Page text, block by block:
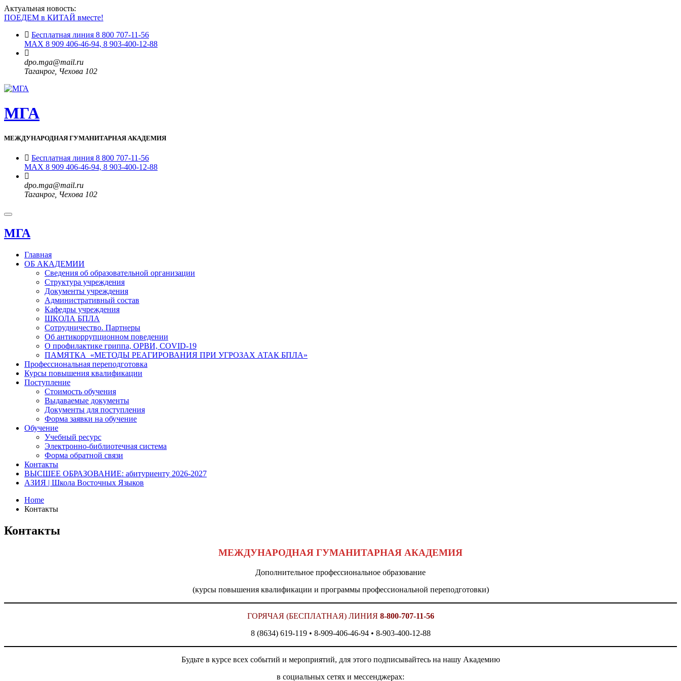
Актуальная новость:
ПОЕДЕМ в КИТАЙ вместе!
Бесплатная линия 8 800 707-11-56
MAX 8 909 406-46-94, 8 903-400-12-88
dpo.mga@mail.ru
Таганрог, Чехова 102
МГА
МЕЖДУНАРОДНАЯ ГУМАНИТАРНАЯ АКАДЕМИЯ
Бесплатная линия 8 800 707-11-56
MAX 8 909 406-46-94, 8 903-400-12-88
dpo.mga@mail.ru
Таганрог, Чехова 102
Toggle
МГА
Главная
ОБ АКАДЕМИИ
Сведения об образовательной организации
Структура учреждения
Документы учреждения
Административный состав
Кафедры учреждения
ШКОЛА БПЛА
Сотрудничество. Партнеры
Об антикоррупционном поведении
О профилактике гриппа, ОРВИ, COVID-19
ПАМЯТКА «МЕТОДЫ РЕАГИРОВАНИЯ ПРИ УГРОЗАХ АТАК БПЛА»
Профессиональная переподготовка
Курсы повышения квалификации
Поступление
Стоимость обучения
Выдаваемые документы
Документы для поступления
Форма заявки на обучение
Обучение
Учебный ресурс
Электронно-библиотечная система
Форма обратной связи
Контакты
ВЫСШЕЕ ОБРАЗОВАНИЕ: абитуриенту 2026-2027
АЗИЯ | Школа Восточных Языков
Home
Контакты
Контакты
МЕЖДУНАРОДНАЯ ГУМАНИТАРНАЯ АКАДЕМИЯ
Дополнительное профессиональное образование
(курсы повышения квалификации и программы профессиональной переподготовки)
ГОРЯЧАЯ (БЕСПЛАТНАЯ) ЛИНИЯ 8-800-707-11-56
8 (8634) 619-119 • 8-909-406-46-94 • 8-903-400-12-88
Будьте в курсе всех событий и мероприятий, для этого подписывайтесь на нашу Академию
в социальных сетях и мессенджерах: